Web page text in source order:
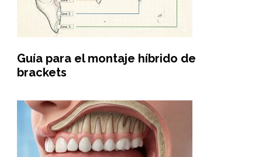
Guía para el montaje híbrido de
brackets